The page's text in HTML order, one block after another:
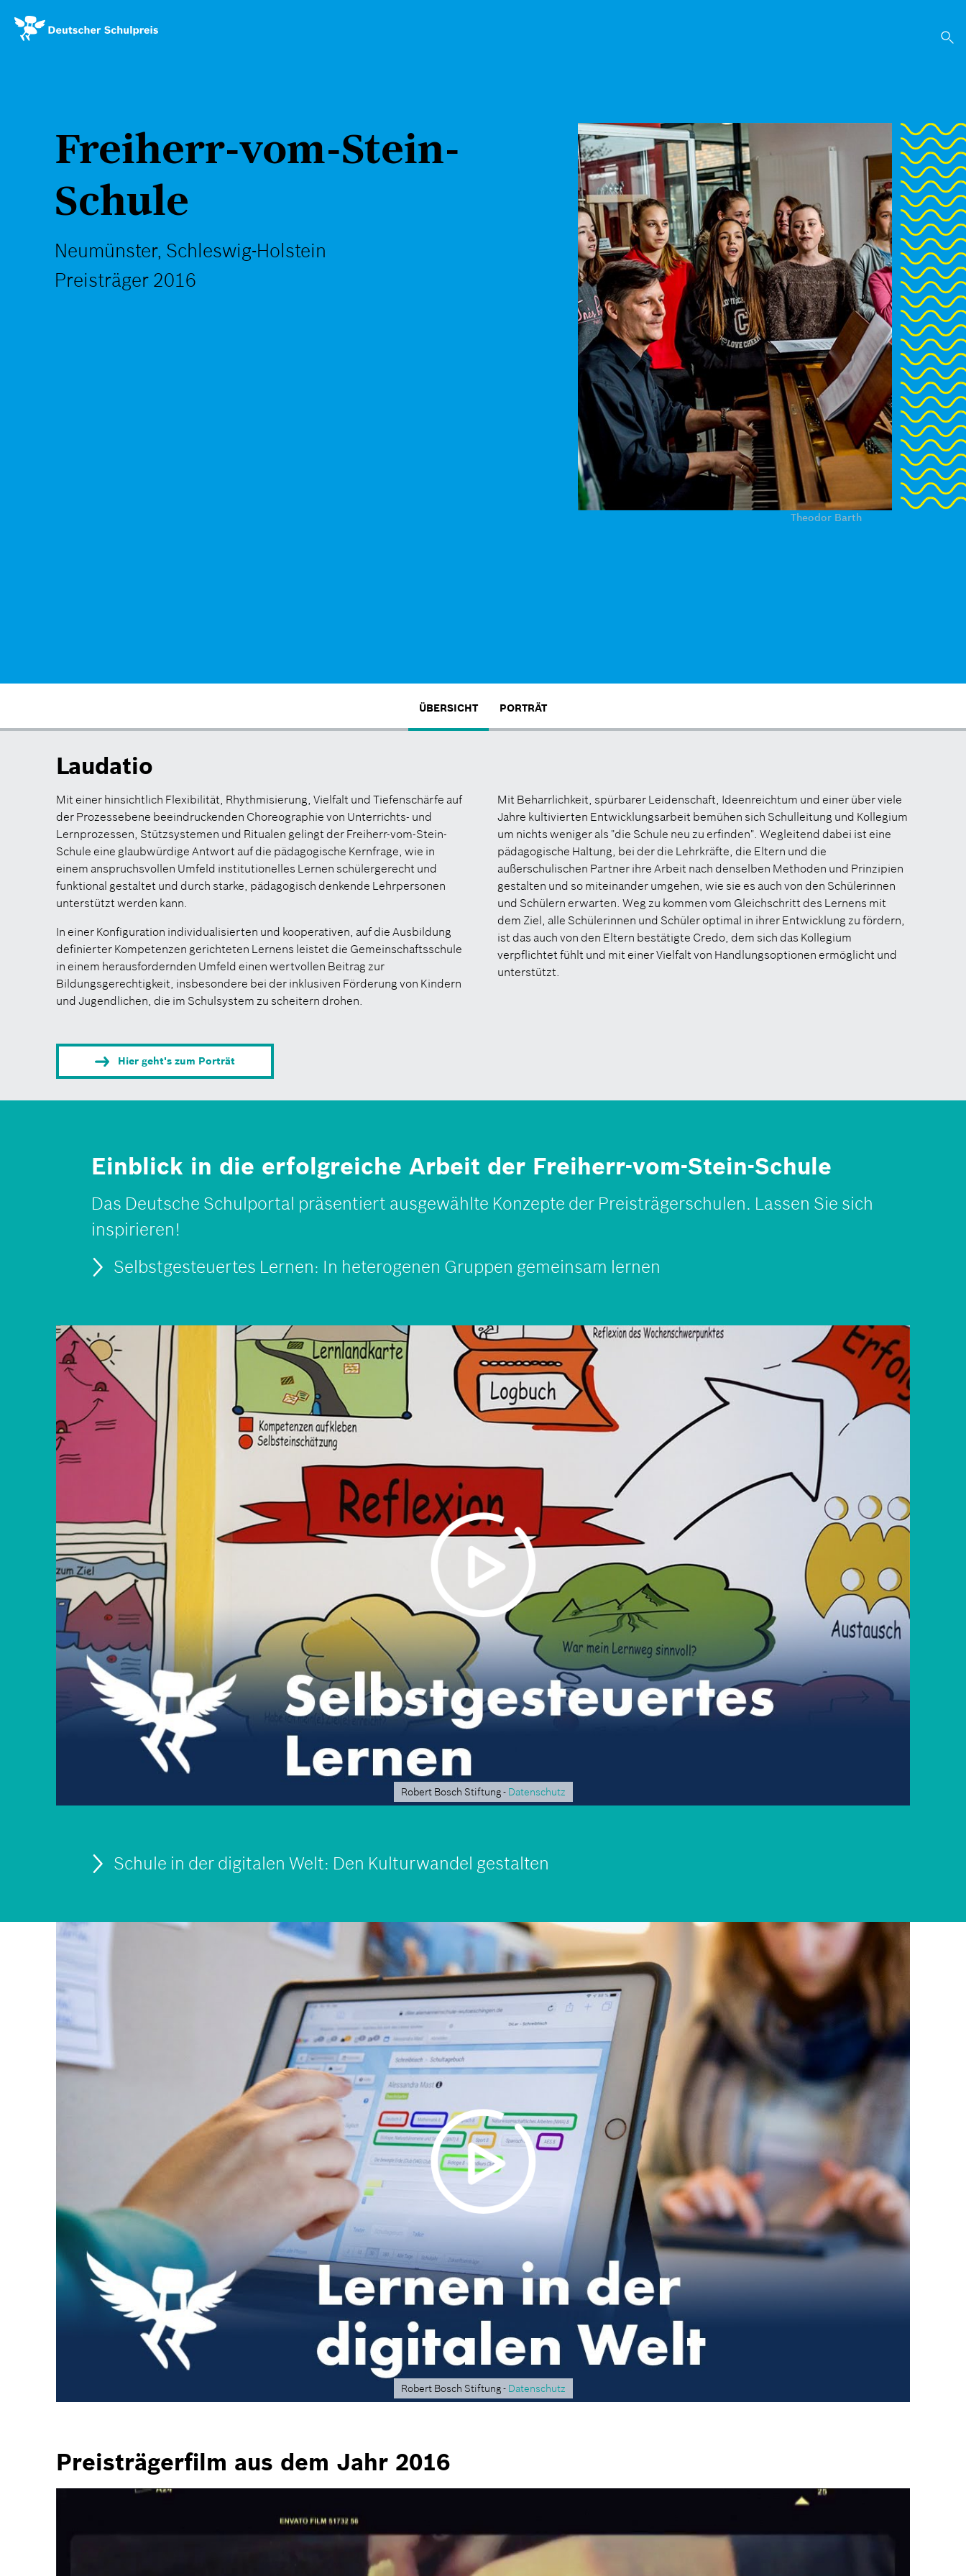
zum
Inhalt
Freiherr-vom-Stein-
Schule
Neumünster, Schleswig-Holstein
Preisträger 2016
Theodor Barth
ÜBERSICHT PORTRÄT
Laudatio
Mit einer hinsichtlich Flexibilität, Rhythmisierung, Vielfalt und Tiefenschärfe auf
der Prozessebene beeindruckenden Choreographie von Unterrichts- und
Lernprozessen, Stützsystemen und Ritualen gelingt der Freiherr-vom-Stein-
Schule eine glaubwürdige Antwort auf die pädagogische Kernfrage, wie in
einem anspruchsvollen Umfeld institutionelles Lernen schülergerecht und
funktional gestaltet und durch starke, pädagogisch denkende Lehrpersonen
unterstützt werden kann.
In einer Konfiguration individualisierten und kooperativen, auf die Ausbildung
definierter Kompetenzen gerichteten Lernens leistet die Gemeinschaftsschule
in einem herausfordernden Umfeld einen wertvollen Beitrag zur
Bildungsgerechtigkeit, insbesondere bei der inklusiven Förderung von Kindern
und Jugendlichen, die im Schulsystem zu scheitern drohen.
Mit Beharrlichkeit, spürbarer Leidenschaft, Ideenreichtum und einer über viele
Jahre kultivierten Entwicklungsarbeit bemühen sich Schulleitung und Kollegium
um nichts weniger als "die Schule neu zu erfinden". Wegleitend dabei ist eine
pädagogische Haltung, bei der die Lehrkräfte, die Eltern und die
außerschulischen Partner ihre Arbeit nach denselben Methoden und Prinzipien
gestalten und so miteinander umgehen, wie sie es auch von den Schülerinnen
und Schülern erwarten. Weg zu kommen vom Gleichschritt des Lernens mit
dem Ziel, alle Schülerinnen und Schüler optimal in ihrer Entwicklung zu fördern,
ist das auch von den Eltern bestätigte Credo, dem sich das Kollegium
verpflichtet fühlt und mit einer Vielfalt von Handlungsoptionen ermöglicht und
unterstützt.
Hier geht's zum Porträt
Einblick in die erfolgreiche Arbeit der Freiherr-vom-Stein-Schule
Das Deutsche Schulportal präsentiert ausgewählte Konzepte der Preisträgerschulen. Lassen Sie sich
inspirieren!
Selbstgesteuertes Lernen: In hetero­genen Gruppen gemeinsam lernen
Robert Bosch Stiftung - Datenschutz
Schule in der digitalen Welt: Den Kulturwandel gestalten
Robert Bosch Stiftung - Datenschutz
Preisträgerfilm aus dem Jahr 2016